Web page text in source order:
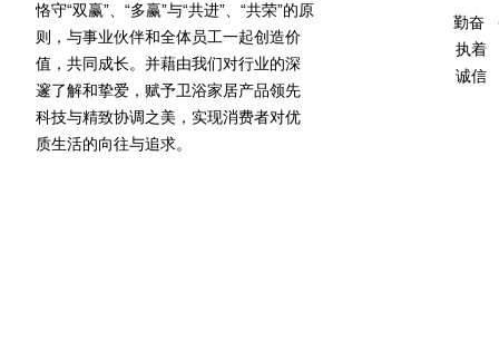
恪守“双赢”、“多赢”与“共进”、“共荣”的原
则，与事业伙伴和全体员工一起创造价
值，共同成长。并藉由我们对行业的深
邃了解和挚爱，赋予卫浴家居产品领先
科技与精致协调之美，实现消费者对优
质生活的向往与追求。
勤奋
执着
诚信